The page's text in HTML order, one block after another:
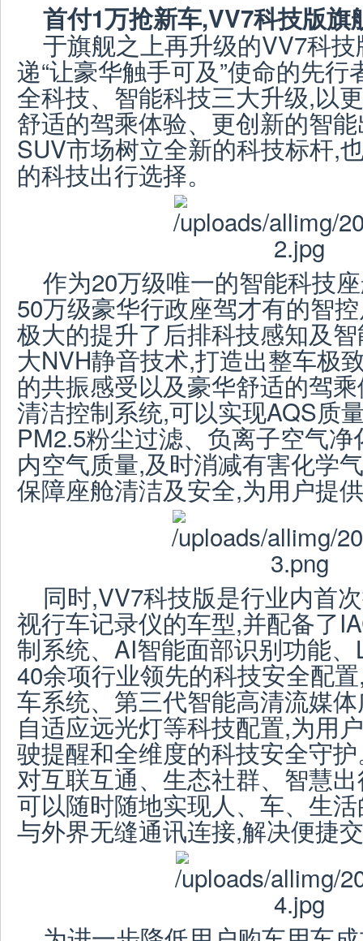
首付1万抢新车,VV7科技版旗
于旗舰之上再升级的VV7科
递“让豪华触手可及”使命的先
全科技、智能科技三大升级,以
舒适的驾乘体验、更创新的智
SUV市场树立全新的科技标杆,
的科技出行选择。
作为20万级唯一的智能科技
50万级豪华行政座驾才有的智
极大的提升了后排科技感知及
大NVH静音技术,打造出整车极
的共振感受以及豪华舒适的驾
清洁控制系统,可以实现AQS质
PM2.5粉尘过滤、负离子空气
内空气质量,及时消减有害化学
保障座舱清洁及安全,为用户提
同时,VV7科技版是行业内首
视行车记录仪的车型,并配备了
制系统、AI智能面部识别功能
40余项行业领先的科技安全配
车系统、第三代智能高清流媒
自适应远光灯等科技配置,为用
驶提醒和全维度的科技安全守
对互联互通、生态社群、智慧
可以随时随地实现人、车、生
与外界无缝通讯连接,解决便捷